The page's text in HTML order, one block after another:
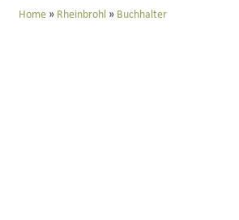
Home Rheinbrohl Buchhalter